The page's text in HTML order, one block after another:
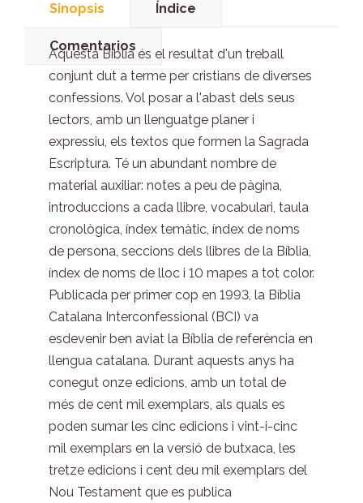
Sinopsis Índice
Comentarios
Aquesta Bíblia és el resultat d'un treball
conjunt dut a terme per cristians de diverses
confessions. Vol posar a l'abast dels seus
lectors, amb un llenguatge planer i
expressiu, els textos que formen la Sagrada
Escriptura. Té un abundant nombre de
material auxiliar: notes a peu de pàgina,
introduccions a cada llibre, vocabulari, taula
cronològica, índex temàtic, índex de noms
de persona, seccions dels llibres de la Bíblia,
índex de noms de lloc i 10 mapes a tot color.
Publicada per primer cop en 1993, la Bíblia
Catalana Interconfessional (BCI) va
esdevenir ben aviat la Bíblia de referència en
llengua catalana. Durant aquests anys ha
conegut onze edicions, amb un total de
més de cent mil exemplars, als quals es
poden sumar les cinc edicions i vint-i-cinc
mil exemplars en la versió de butxaca, les
tretze edicions i cent deu mil exemplars del
Nou Testament que es publica